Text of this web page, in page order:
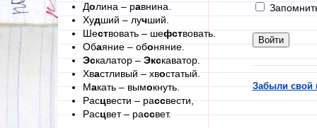
Долина – равнина.
Худший – лучший.
Шествовать – шефствовать.
Обаяние – обоняние.
Эскалатор –Экскаватор.
Хвастливый – хвостатый.
Макать – вымокнуть.
Расцвести – рассвести,
Расцвет – рассвет.
Забыли свой